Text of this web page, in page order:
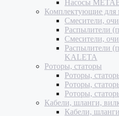
Насосы
Комплектующие для
Смесители,
Распылители
Смесители,
Распылители
KALETA
Роторы, статоры
Роторы,
Роторы,
Роторы,
Кабели, шланги,
Кабели,